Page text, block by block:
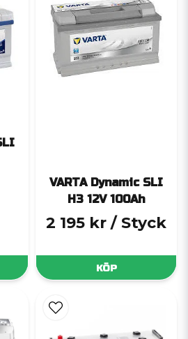
VARTA Dynamic SLI
H3 12V 100Ah
2 195 kr / Styck
KÖP